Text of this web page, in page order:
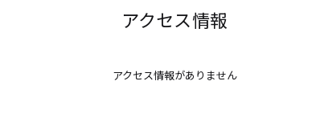
アクセス情報
アクセス情報がありません